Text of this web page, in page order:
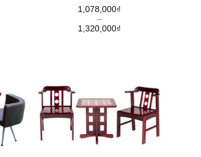
1,078,000₫
–
1,320,000₫